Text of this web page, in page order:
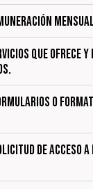
QUE OFRECE Y
O
DE ACCESO